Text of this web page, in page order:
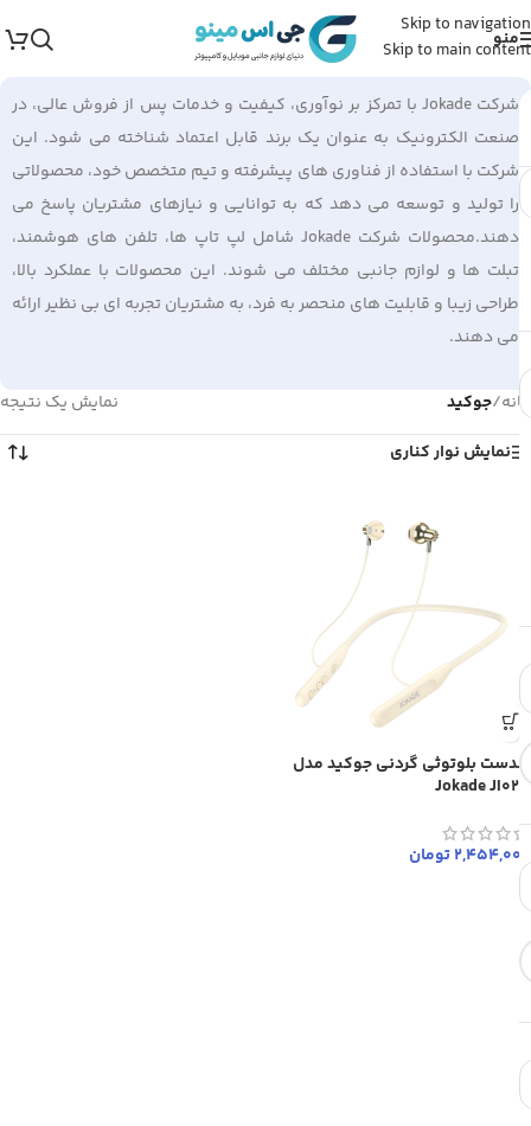
Skip to navigation
Skip to main content
منو
شرکت Jokade با تمرکز بر نوآوری، کیفیت و خدمات پس از فروش عالی، در
صنعت الکترونیک به عنوان یک برند قابل اعتماد شناخته می شود. این
شرکت با استفاده از فناوری های پیشرفته و تیم متخصص خود، محصولاتی
را تولید و توسعه می دهد که به توانایی و نیازهای مشتریان پاسخ می
دهند.محصولات شرکت Jokade شامل لپ تاپ ها، تلفن های هوشمند،
تبلت ها و لوازم جانبی مختلف می شوند. این محصولات با عملکرد بالا،
طراحی زیبا و قابلیت های منحصر به فرد، به مشتریان تجربه ای بی نظیر ارائه
می دهند.
خانه/جوکید
نمایش یک نتیجه
نمایش نوار کناری
هدست بلوتوثی گردنی جوکید مدل
Jokade JI023
2,454,000تومان